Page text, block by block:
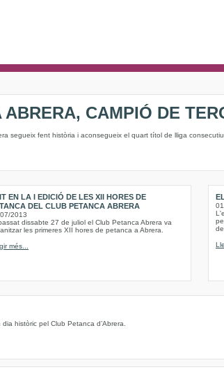
ABRERA, CAMPIÓ DE
segueix fent història i aconsegueix el quart títol de lliga consecutiu.
EN LA I EDICIÓ DE LES XII HORES DE
DEL CLUB PETANCA ABRERA
2013
dissabte 27 de juliol el Club Petanca Abrera va
les primeres XII hores de petanca a Abrera.
més...
de
històric pel Club Petanca d’Abrera.